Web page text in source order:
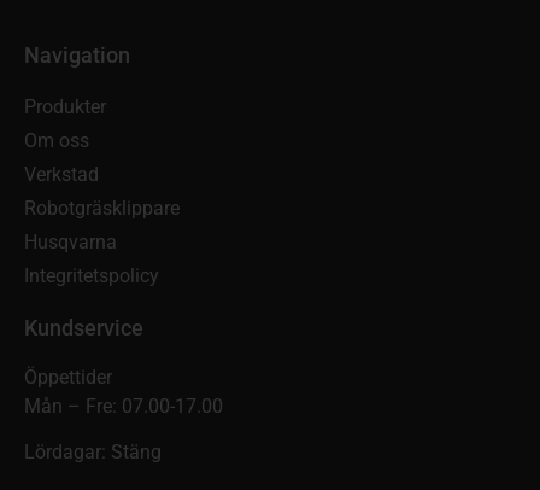
Navigation
Produkter
Om oss
Verkstad
Robotgräsklippare
Husqvarna
Integritetspolicy
Kundservice
Öppettider
Mån – Fre: 07.00-17.00
Lördagar: Stäng